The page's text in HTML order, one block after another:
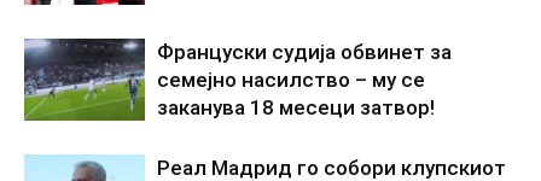
Француски судија обвинет за
семејно насилство – му се
заканува 18 месеци затвор!
Реал Мадрид го собори клупскиот